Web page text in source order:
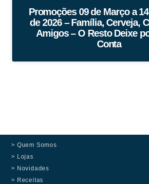
Promoções 09 de Março a
de 2026 – Família, Cerveja,
Amigos – O Resto Deixe
Conta
> Quem Somos
> Lojas
> Novidades
> Receitas